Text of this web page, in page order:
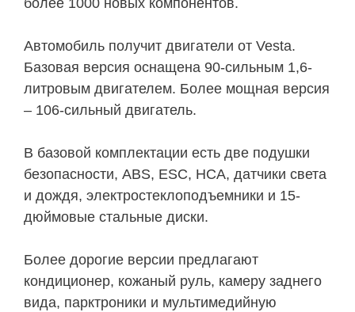
более 1000 новых компонентов.
Автомобиль получит двигатели от Vesta.
Базовая версия оснащена 90-сильным 1,6-
литровым двигателем. Более мощная версия
– 106-сильный двигатель.
В базовой комплектации есть две подушки
безопасности, ABS, ESC, HCA, датчики света
и дождя, электростеклоподъемники и 15-
дюймовые стальные диски.
Более дорогие версии предлагают
кондиционер, кожаный руль, камеру заднего
вида, парктроники и мультимедийную